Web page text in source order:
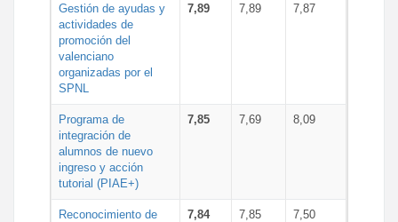
Gestión de ayudas y
actividades de
promoción del
valenciano
organizadas por el
SPNL
7,89 7,89 7,87
Programa de
integración de
alumnos de nuevo
ingreso y acción
tutorial (PIAE+)
7,85 7,69 8,09
Reconocimiento de
7,84 7,85 7,50